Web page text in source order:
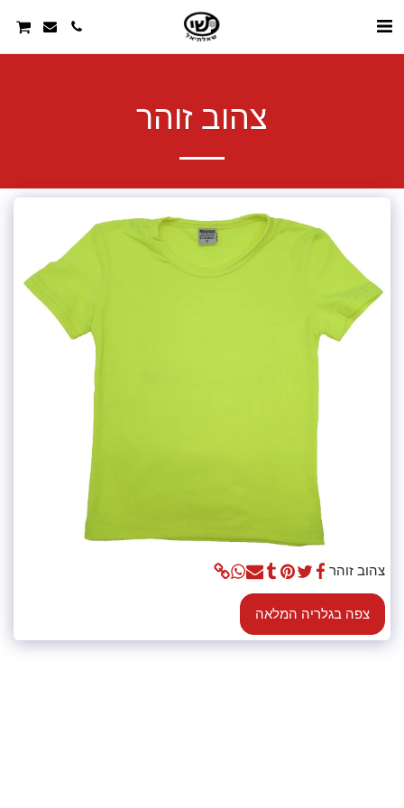
צהוב זוהר
צהוב זוהר
צפה בגלריה המלאה